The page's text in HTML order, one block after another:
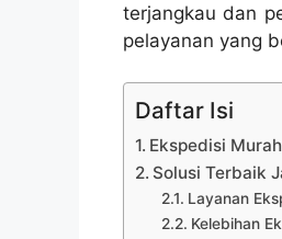
terjangkau dan
pelayanan yang
Daftar Isi
Ekspedisi
Solusi Terbaik
Layanan
Kelebihan